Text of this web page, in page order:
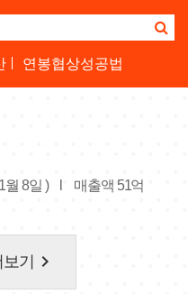
연봉협상성공법
월 8일 )
매출액 51억
기 keyboard_arrow_right